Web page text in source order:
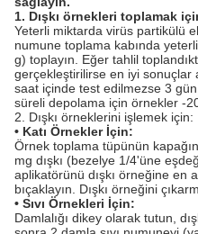
1. Dışkı örnekleri toplamak
Yeterli miktarda virüs partikülü
numune toplama kabında
g) toplayın. Eğer tahlil
gerçekleştirilirse en iyi sonuçlar
saat içinde test edilmezse 3
süreli depolama için örnekler -
2. Dışkı örneklerini işlemek için:
• Katı Örnekler İçin:
Örnek toplama tüpünün
mg dışkı (bezelye 1/4'üne
aplikatörünü dışkı örneğine en
bıçaklayın. Dışkı örneğini
• Sıvı Örnekleri İçin:
Damlalığı dikey olarak tutun,